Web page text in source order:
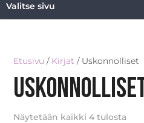
Valitse sivu
Etusivu / Kirjat / Uskonnolliset
Uskonnolliset
Näytetään kaikki 4 tulosta